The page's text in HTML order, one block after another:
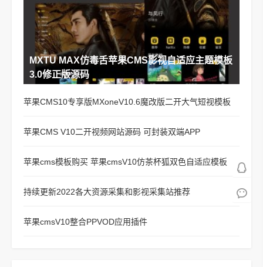
MXTU MAX仿毒舌苹果CMS影视自适应主题模板
3.0修正版源码
苹果CMS10专享版MXoneV10.6魔改版二开大气短视模板
苹果CMS V10二开视频网站源码 可封装双端APP
苹果cms模板购买 苹果cmsV10仿茶杯狐双色自适应模板
持续更新2022各大资源采集和影视采集站推荐
苹果cmsV10整合PPVOD应用插件